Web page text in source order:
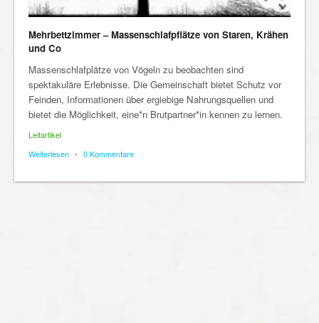
Mehrbettzimmer – Massenschlafpflätze von Staren, Krähen
und Co
Massenschlafplätze von Vögeln zu beobachten sind
spektakuläre Erlebnisse. Die Gemeinschaft bietet Schutz vor
Feinden, Informationen über ergiebige Nahrungsquellen und
bietet die Möglichkeit, eine*n Brutpartner*in kennen zu lernen.
Leitartikel
Weiterlesen • 0 Kommentare